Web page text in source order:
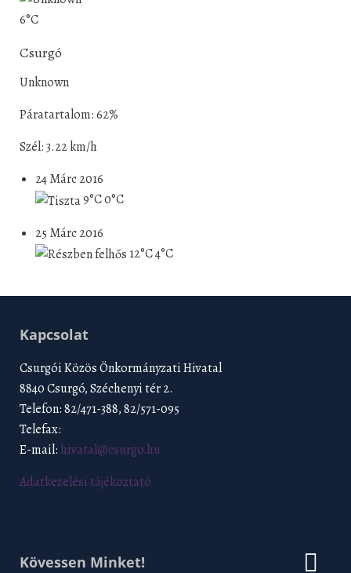
6°C
Csurgó
Unknown
Páratartalom: 62%
Szél: 3.22 km/h
24 Márc 2016
9°C0°C
25 Márc 2016
12°C4°C
Kapcsolat
Csurgói Közös Önkormányzati Hivatal
8840 Csurgó, Széchenyi tér 2.
Telefon: 82/471-388, 82/571-095
Telefax:
E-mail: hivatal@csurgo.hu
Adatkezelési tájékoztató
Kövessen Minket!